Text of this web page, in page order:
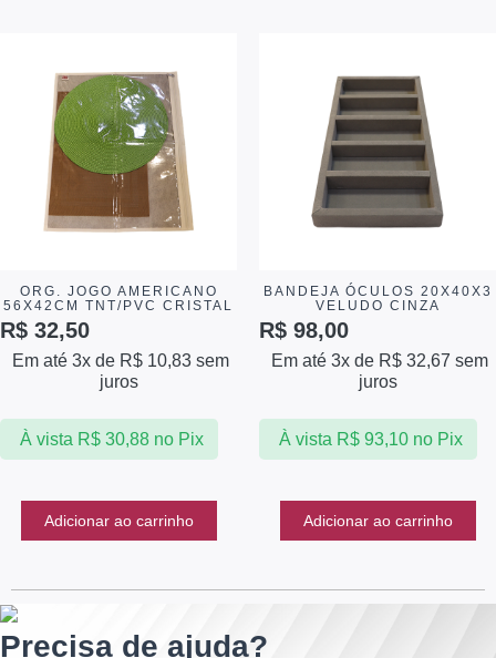
ORG. JOGO AMERICANO
56X42CM TNT/PVC CRISTAL
R$ 32,50
Em até 3x de R$ 10,83 sem
juros
À vista R$30,88 no Pix
Adicionar ao carrinho
BANDEJA ÓCULOS 20X40X3
VELUDO CINZA
R$ 98,00
Em até 3x de R$ 32,67 sem
juros
À vista R$93,10 no Pix
Adicionar ao carrinho
Precisa de ajuda?